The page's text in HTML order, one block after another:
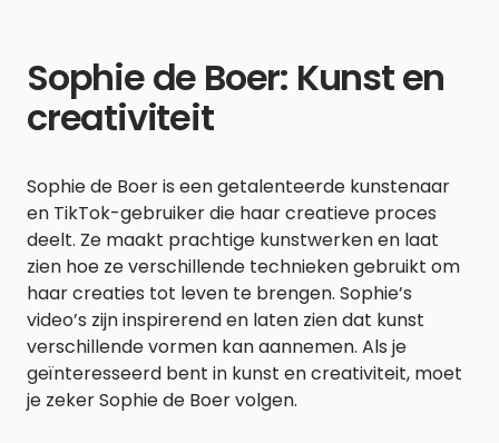
Sophie de Boer: Kunst en
creativiteit
Sophie de Boer is een getalenteerde kunstenaar
en TikTok-gebruiker die haar creatieve proces
deelt. Ze maakt prachtige kunstwerken en laat
zien hoe ze verschillende technieken gebruikt om
haar creaties tot leven te brengen. Sophie’s
video’s zijn inspirerend en laten zien dat kunst
verschillende vormen kan aannemen. Als je
geïnteresseerd bent in kunst en creativiteit, moet
je zeker Sophie de Boer volgen.